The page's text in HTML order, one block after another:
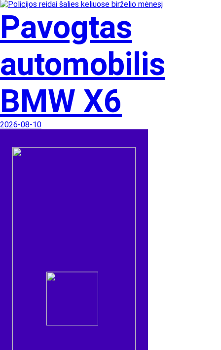
Pavogtas
automobilis
BMW X6
2026-08-10